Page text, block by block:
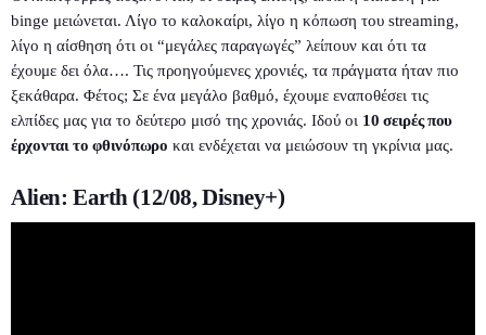
binge μειώνεται. Λίγο το καλοκαίρι, λίγο η κόπωση του streaming,
λίγο η αίσθηση ότι οι “μεγάλες παραγωγές” λείπουν και ότι τα
έχουμε δει όλα…. Τις προηγούμενες χρονιές, τα πράγματα ήταν πιο
ξεκάθαρα. Φέτος; Σε ένα μεγάλο βαθμό, έχουμε εναποθέσει τις
ελπίδες μας για το δεύτερο μισό της χρονιάς. Ιδού οι 10 σειρές που
έρχονται το φθινόπωρο και ενδέχεται να μειώσουν τη γκρίνια μας.
Alien: Earth (12/08, Disney+)